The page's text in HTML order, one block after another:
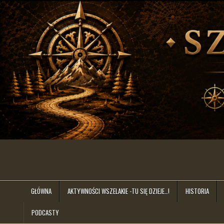
Skip
content
GŁÓWNA AKTYWNOŚCI WSZELAKIE -TU SIĘ DZIEJE…! HISTORIA
PODCASTY